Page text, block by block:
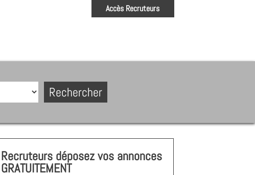
Accès Recruteurs
Recruteurs déposez vos annonces
GRATUITEMENT